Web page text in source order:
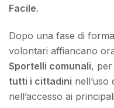
Facile.
Dopo una fase di
volontari affiancano
Sportelli comunali,
tutti i cittadini nell’uso
nell’accesso ai